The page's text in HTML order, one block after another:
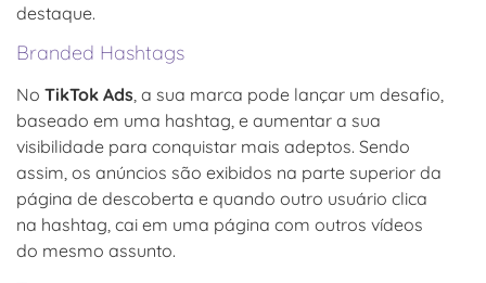
destaque.
Branded Hashtags
No TikTok Ads, a sua marca pode lançar um desafio,
baseado em uma hashtag, e aumentar a sua
visibilidade para conquistar mais adeptos. Sendo
assim, os anúncios são exibidos na parte superior da
página de descoberta e quando outro usuário clica
na hashtag, cai em uma página com outros vídeos
do mesmo assunto.